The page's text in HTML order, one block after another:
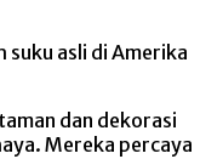
asli di Amerika
dan dekorasi
Mereka percaya